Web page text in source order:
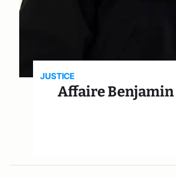
JUSTICE
Affaire Benjamin